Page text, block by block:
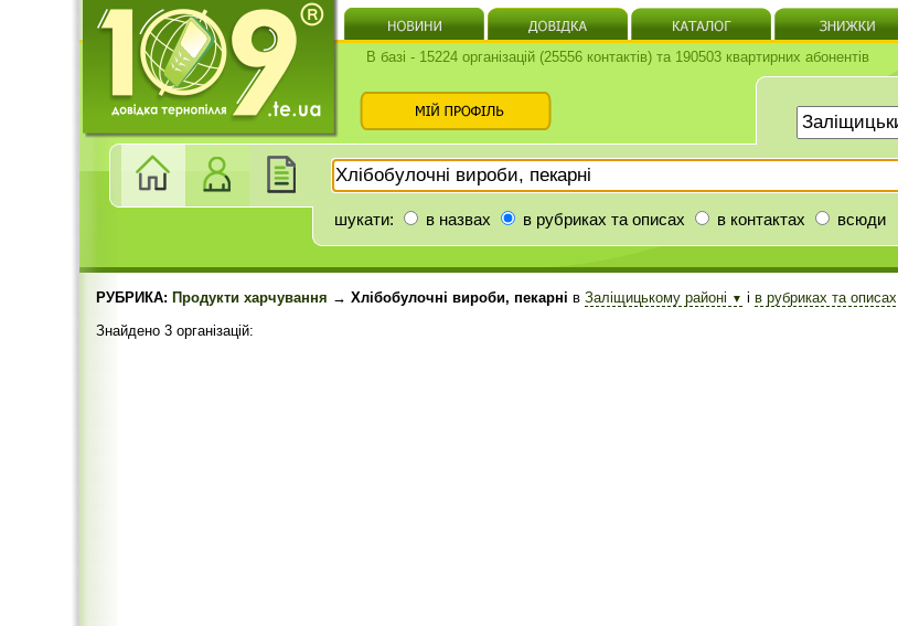
В базі - 15224 організацій (25556 контактів) та 190503 квартирних абонентів
шукати: в назвах в рубриках та описах в контактах всюди
РУБРИКА: Продукти харчування → Хлібобулочні вироби, пекарні в Заліщицькому районі ▼ і в рубриках та описах
Знайдено 3 організацій: